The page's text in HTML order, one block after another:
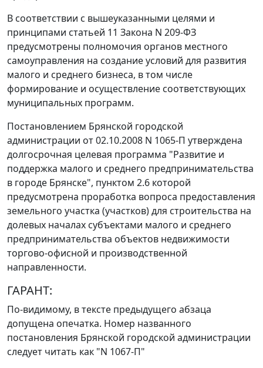
В соответствии с вышеуказанными целями и
принципами статьей 11 Закона N 209-ФЗ
предусмотрены полномочия органов местного
самоуправления на создание условий для развития
малого и среднего бизнеса, в том числе
формирование и осуществление соответствующих
муниципальных программ.
Постановлением Брянской городской
администрации от 02.10.2008 N 1065-П утверждена
долгосрочная целевая программа "Развитие и
поддержка малого и среднего предпринимательства
в городе Брянске", пунктом 2.6 которой
предусмотрена проработка вопроса предоставления
земельного участка (участков) для строительства на
долевых началах субъектами малого и среднего
предпринимательства объектов недвижимости
торгово-офисной и производственной
направленности.
ГАРАНТ:
По-видимому, в тексте предыдущего абзаца
допущена опечатка. Номер названного
постановления Брянской городской администрации
следует читать как "N 1067-П"